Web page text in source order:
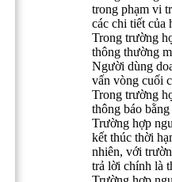
trong phạm vi
các chi tiết của
Trong trường
thông thường
Người dùng
vấn vòng cuối
Trong trường
thông báo
Trường hợp
kết thúc thời
nhiên, với
trả lời chính là